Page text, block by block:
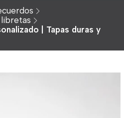
| Tapas duras y